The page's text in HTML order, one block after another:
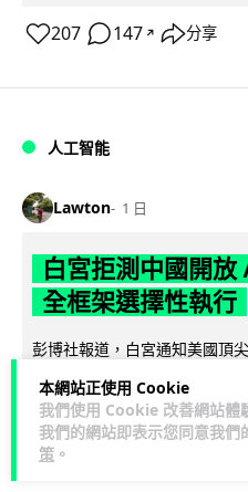
本網站正使用 Cookie
我們使用 Cookie 改善網站體
我們的網站即表示您同意我們
策 。
207 147 ↗ 分享
人工智能
Lawton 1 日
白宮拒測中國開放
全框架選擇性執行
彭博社報道，白宮通知美國頂
模型將不納入特朗普政府新 AI
則聯署呼籲政府不要限... 閱讀
44